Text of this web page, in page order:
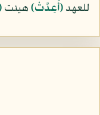
للعهد﴿أُعِدَّتْ﴾هيئت